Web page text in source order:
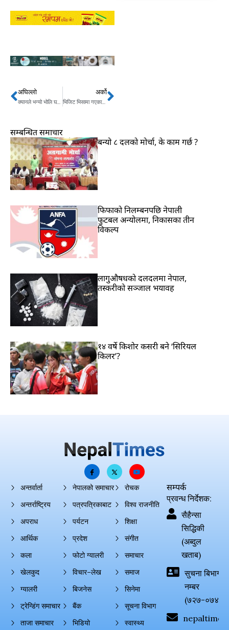
Prev
अघिल्लो
क्यानले भन्यो भोलि घरमै बसेर क्रिकेट हेर्नु
अर्को
भिजिट भिसामा गएकाले ओमानमा काम नपाउने Next
सम्बन्धित समाचार
बन्यो ८ दलको मोर्चा, के काम गर्छ ?
फिफाको निलम्बनपछि नेपाली
फुटबल अन्योलमा, निकासका तीन
विकल्प
लागुऔषधको दलदलमा नेपाल,
तस्करीको सञ्जाल भयावह
१४ वर्षे किशोर कसरी बने ‘सिरियल
किलर’?
अन्तर्वार्ता
अन्तर्राष्ट्रिय
अपराध
आर्थिक
कला
खेलकुद
ग्यालरी
ट्रेन्डिंग समाचार
ताजा समाचार
नेपालको समाचार
पत्रपत्रिकाबाट
पर्यटन
प्रदेश
फोटो ग्यालरी
विचार–लेख
बिजनेस
बैंक
भिडियो
रोचक
विश्व राजनीति
शिक्षा
संगीत
समाचार
समाज
सिनेमा
सूचना विभाग
स्वास्थ्य
सम्पर्क
प्रवन्ध निर्देशक:
सैहैन्सा
सिद्धिकी
(अब्दुल
खताब)
सुचना बिभाग
नम्बर
(७२७-०७४-